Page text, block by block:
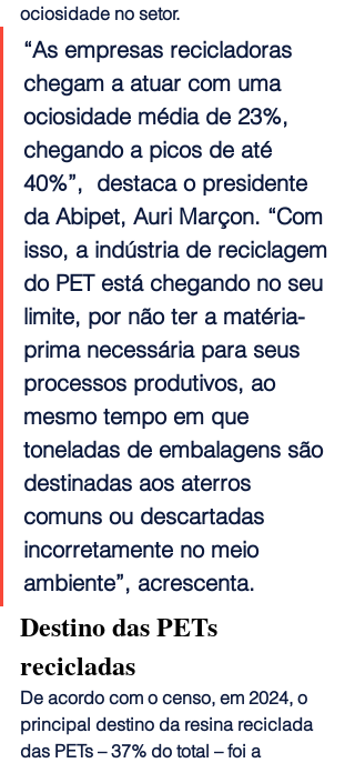
ociosidade no setor.
“As empresas recicladoras
chegam a atuar com uma
ociosidade média de 23%,
chegando a picos de até
40%”,  destaca o presidente
da Abipet, Auri Marçon. “Com
isso, a indústria de reciclagem
do PET está chegando no seu
limite, por não ter a matéria-
prima necessária para seus
processos produtivos, ao
mesmo tempo em que
toneladas de embalagens são
destinadas aos aterros
comuns ou descartadas
incorretamente no meio
ambiente”, acrescenta.
Destino das PETs
recicladas
De acordo com o censo, em 2024, o
principal destino da resina reciclada
das PETs – 37% do total – foi a